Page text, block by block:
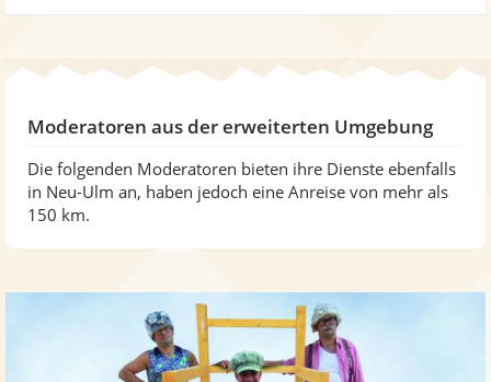
Moderatoren aus der erweiterten Umgebung
Die folgenden Moderatoren bieten ihre Dienste ebenfalls
in Neu-Ulm an, haben jedoch eine Anreise von mehr als
150 km.